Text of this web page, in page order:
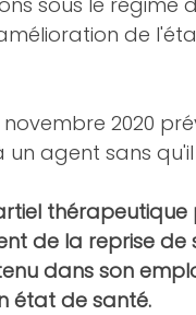
de
2020
agent sans
de la reprise de
dans son
état de santé.